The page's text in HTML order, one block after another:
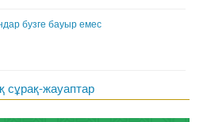
бузге бауыр емес
сұрақ-жауаптар